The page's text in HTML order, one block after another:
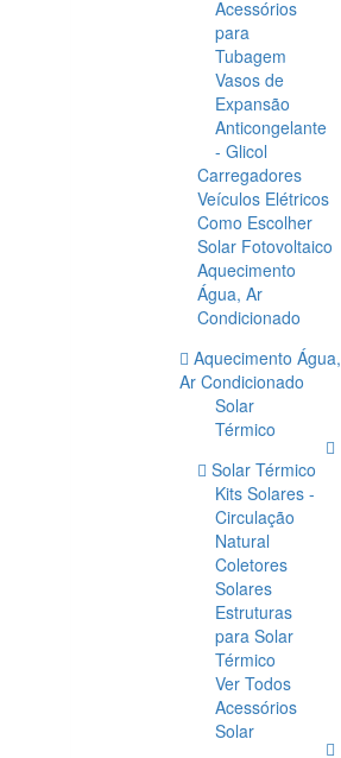
Acessórios
para
Tubagem
Vasos de
Expansão
Anticongelante
- Glicol
Carregadores
Veículos Elétricos
Como Escolher
Solar Fotovoltaico
Aquecimento
Água, Ar
Condicionado
Aquecimento Água,
Ar Condicionado
Solar
Térmico
Solar Térmico
Kits Solares -
Circulação
Natural
Coletores
Solares
Estruturas
para Solar
Térmico
Ver Todos
Acessórios
Solar